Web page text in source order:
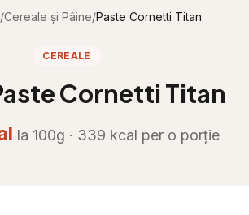
/Cereale și Pâine/Paste Cornetti Titan
CEREALE
Cornetti Titan
la 100g · 339 kcal per o porție